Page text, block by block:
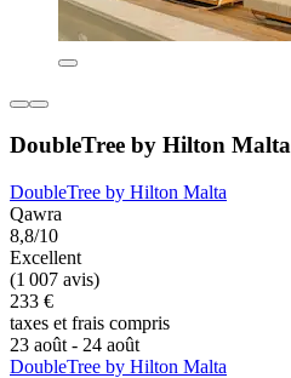
DoubleTree by Hilton Malta
DoubleTree by Hilton Malta
Qawra
8,8/10
Excellent
(1 007 avis)
233 €
taxes et frais compris
23 août - 24 août
DoubleTree by Hilton Malta